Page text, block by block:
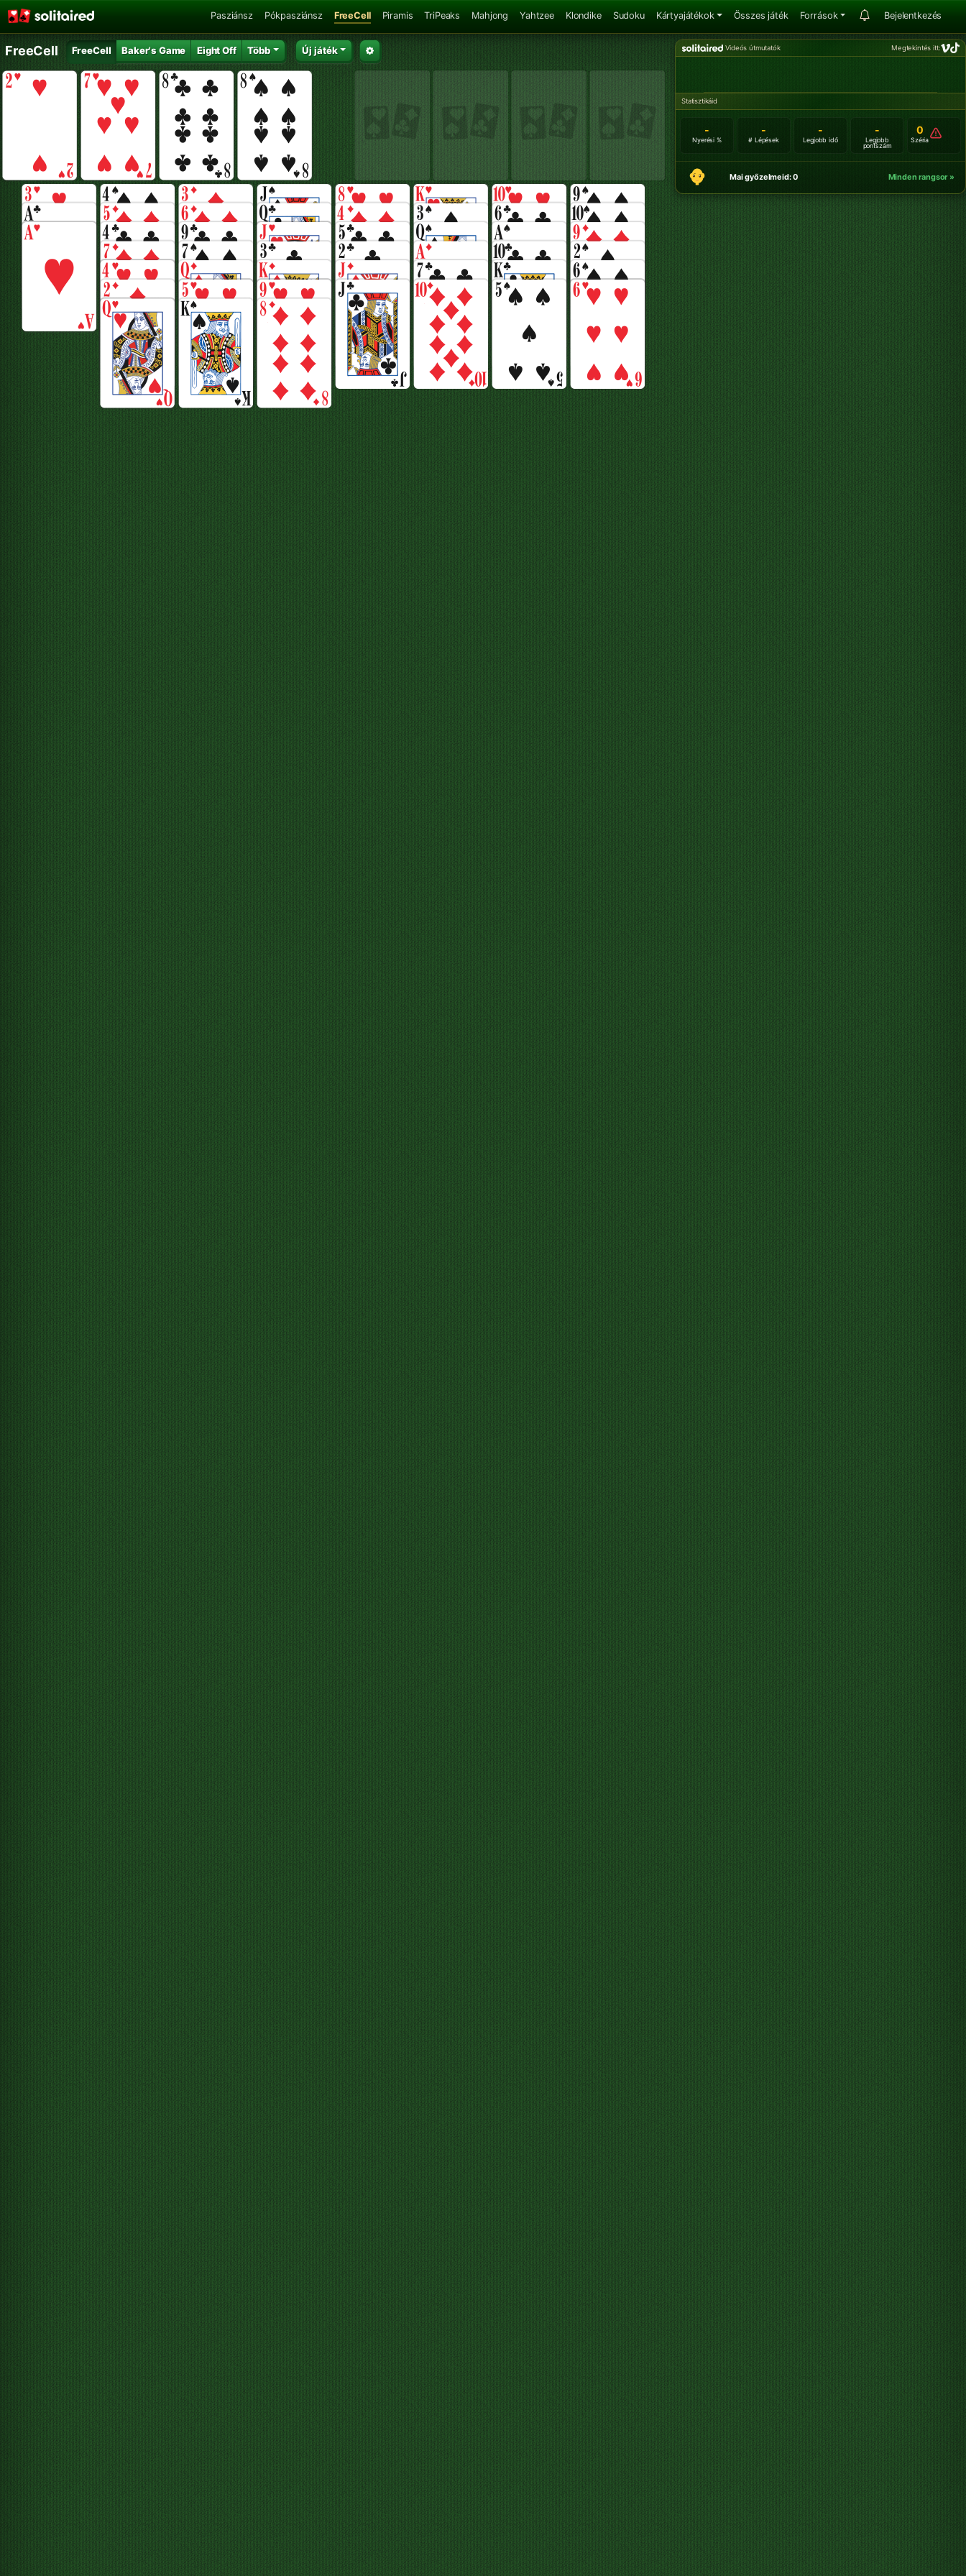
Pasziánsz Pókpasziánsz FreeCell Piramis TriPeaks Mahjong Yahtzee Klondike Sudoku Kártyajátékok Összes játék Források Bejelentkezés
FreeCell FreeCell Baker's Game Eight Off Több Új játék Videós útmutatók Megtekintés itt:
Statisztikáid
-
Nyerési %
-
# Lépések
-
Legjobb idő
-
Legjobb
pontszám
0
Széria
Mai győzelmeid: 0 Minden rangsor »